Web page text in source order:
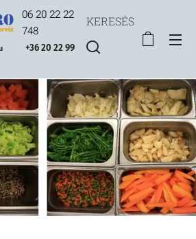
06 20 22 22
748
+36 20 22 99
KERESÉS